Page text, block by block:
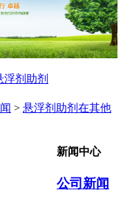
浮剂助剂
> 悬浮剂助剂在其他
新闻中心
公司新闻